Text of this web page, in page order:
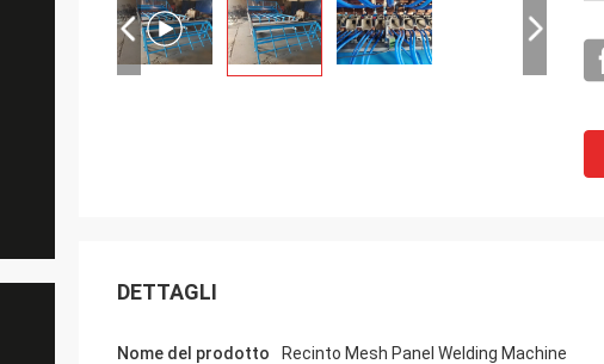
DETTAGLI
Nome del prodotto Recinto Mesh Panel Welding Machine